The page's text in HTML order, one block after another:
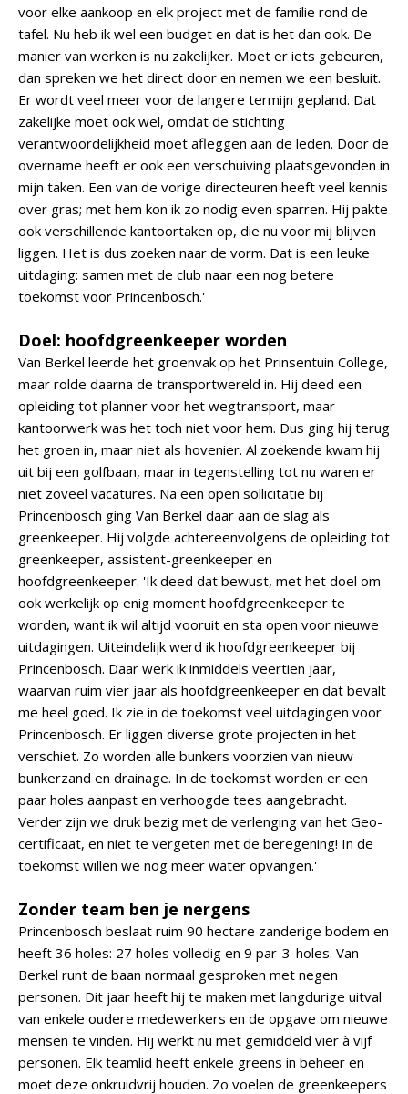
voor elke aankoop en elk project met de familie rond de
tafel. Nu heb ik wel een budget en dat is het dan ook. De
manier van werken is nu zakelijker. Moet er iets gebeuren,
dan spreken we het direct door en nemen we een besluit.
Er wordt veel meer voor de langere termijn gepland. Dat
zakelijke moet ook wel, omdat de stichting
verantwoordelijkheid moet afleggen aan de leden. Door de
overname heeft er ook een verschuiving plaatsgevonden in
mijn taken. Een van de vorige directeuren heeft veel kennis
over gras; met hem kon ik zo nodig even sparren. Hij pakte
ook verschillende kantoortaken op, die nu voor mij blijven
liggen. Het is dus zoeken naar de vorm. Dat is een leuke
uitdaging: samen met de club naar een nog betere
toekomst voor Princenbosch.'
Doel: hoofdgreenkeeper worden
Van Berkel leerde het groenvak op het Prinsentuin College,
maar rolde daarna de transportwereld in. Hij deed een
opleiding tot planner voor het wegtransport, maar
kantoorwerk was het toch niet voor hem. Dus ging hij terug
het groen in, maar niet als hovenier. Al zoekende kwam hij
uit bij een golfbaan, maar in tegenstelling tot nu waren er
niet zoveel vacatures. Na een open sollicitatie bij
Princenbosch ging Van Berkel daar aan de slag als
greenkeeper. Hij volgde achtereenvolgens de opleiding tot
greenkeeper, assistent-greenkeeper en
hoofdgreenkeeper. 'Ik deed dat bewust, met het doel om
ook werkelijk op enig moment hoofdgreenkeeper te
worden, want ik wil altijd vooruit en sta open voor nieuwe
uitdagingen. Uiteindelijk werd ik hoofdgreenkeeper bij
Princenbosch. Daar werk ik inmiddels veertien jaar,
waarvan ruim vier jaar als hoofdgreenkeeper en dat bevalt
me heel goed. Ik zie in de toekomst veel uitdagingen voor
Princenbosch. Er liggen diverse grote projecten in het
verschiet. Zo worden alle bunkers voorzien van nieuw
bunkerzand en drainage. In de toekomst worden er een
paar holes aanpast en verhoogde tees aangebracht.
Verder zijn we druk bezig met de verlenging van het Geo-
certificaat, en niet te vergeten met de beregening! In de
toekomst willen we nog meer water opvangen.'
Zonder team ben je nergens
Princenbosch beslaat ruim 90 hectare zanderige bodem en
heeft 36 holes: 27 holes volledig en 9 par-3-holes. Van
Berkel runt de baan normaal gesproken met negen
personen. Dit jaar heeft hij te maken met langdurige uitval
van enkele oudere medewerkers en de opgave om nieuwe
mensen te vinden. Hij werkt nu met gemiddeld vier à vijf
personen. Elk teamlid heeft enkele greens in beheer en
moet deze onkruidvrij houden. Zo voelen de greenkeepers